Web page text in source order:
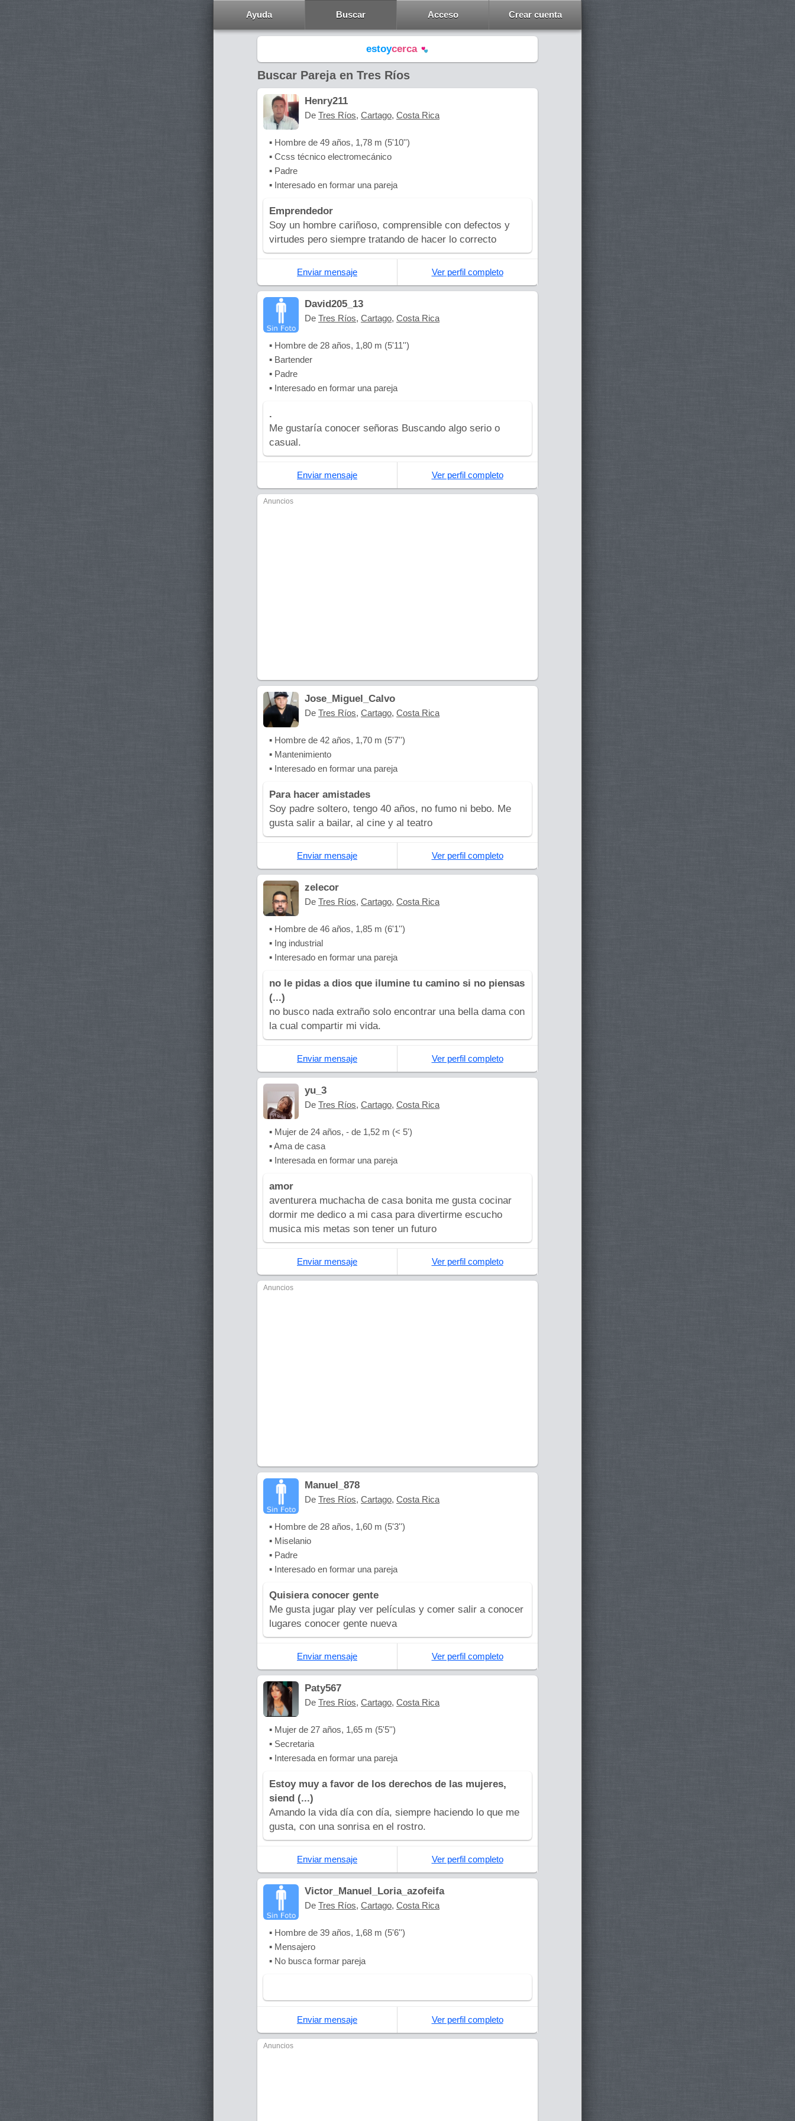
Ayuda Buscar Acceso Crear cuenta
estoycerca
Buscar Pareja en Tres Ríos
Henry211
De Tres Ríos, Cartago, Costa Rica
▪ Hombre de 49 años, 1,78 m (5'10'')
▪ Ccss técnico electromecánico
▪ Padre
▪ Interesado en formar una pareja
Emprendedor
Soy un hombre cariñoso, comprensible con defectos y
virtudes pero siempre tratando de hacer lo correcto
Enviar mensaje Ver perfil completo
David205_13
De Tres Ríos, Cartago, Costa Rica
▪ Hombre de 28 años, 1,80 m (5'11'')
▪ Bartender
▪ Padre
▪ Interesado en formar una pareja
.
Me gustaría conocer señoras Buscando algo serio o
casual.
Enviar mensaje Ver perfil completo
Anuncios
Jose_Miguel_Calvo
De Tres Ríos, Cartago, Costa Rica
▪ Hombre de 42 años, 1,70 m (5'7'')
▪ Mantenimiento
▪ Interesado en formar una pareja
Para hacer amistades
Soy padre soltero, tengo 40 años, no fumo ni bebo. Me
gusta salir a bailar, al cine y al teatro
Enviar mensaje Ver perfil completo
zelecor
De Tres Ríos, Cartago, Costa Rica
▪ Hombre de 46 años, 1,85 m (6'1'')
▪ Ing industrial
▪ Interesado en formar una pareja
no le pidas a dios que ilumine tu camino si no piensas
(...)
no busco nada extraño solo encontrar una bella dama con
la cual compartir mi vida.
Enviar mensaje Ver perfil completo
yu_3
De Tres Ríos, Cartago, Costa Rica
▪ Mujer de 24 años, - de 1,52 m (< 5')
▪ Ama de casa
▪ Interesada en formar una pareja
amor
aventurera muchacha de casa bonita me gusta cocinar
dormir me dedico a mi casa para divertirme escucho
musica mis metas son tener un futuro
Enviar mensaje Ver perfil completo
Anuncios
Manuel_878
De Tres Ríos, Cartago, Costa Rica
▪ Hombre de 28 años, 1,60 m (5'3'')
▪ Miselanio
▪ Padre
▪ Interesado en formar una pareja
Quisiera conocer gente
Me gusta jugar play ver películas y comer salir a conocer
lugares conocer gente nueva
Enviar mensaje Ver perfil completo
Paty567
De Tres Ríos, Cartago, Costa Rica
▪ Mujer de 27 años, 1,65 m (5'5'')
▪ Secretaria
▪ Interesada en formar una pareja
Estoy muy a favor de los derechos de las mujeres,
siend (...)
Amando la vida día con día, siempre haciendo lo que me
gusta, con una sonrisa en el rostro.
Enviar mensaje Ver perfil completo
Victor_Manuel_Loria_azofeifa
De Tres Ríos, Cartago, Costa Rica
▪ Hombre de 39 años, 1,68 m (5'6'')
▪ Mensajero
▪ No busca formar pareja
Enviar mensaje Ver perfil completo
Anuncios